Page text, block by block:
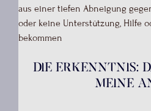
aus einer tiefen Abneigung
oder keine Unterstützung, Hilfe
bekommen
Die Erkenntnis:
meine